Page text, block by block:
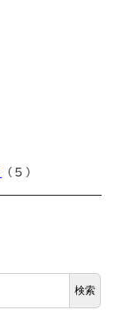
(5)
検索